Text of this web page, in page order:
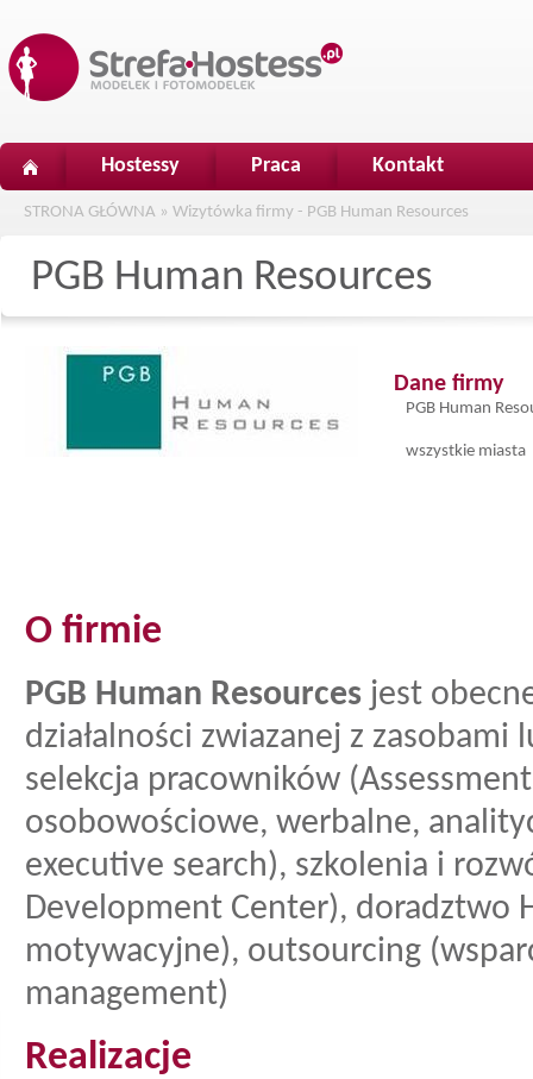
Hostessy Praca Kontakt
STRONA GŁÓWNA » Wizytówka firmy - PGB Human Resources
PGB Human Resources
Dane firmy
PGB Human
wszystkie miasta
O firmie
PGB Human Resources jest
działalności zwiazanej z
selekcja pracowników
osobowościowe, werbalne,
executive search), szkolenia i
Development Center), doradztwo
motywacyjne), outsourcing
management)
Realizacje